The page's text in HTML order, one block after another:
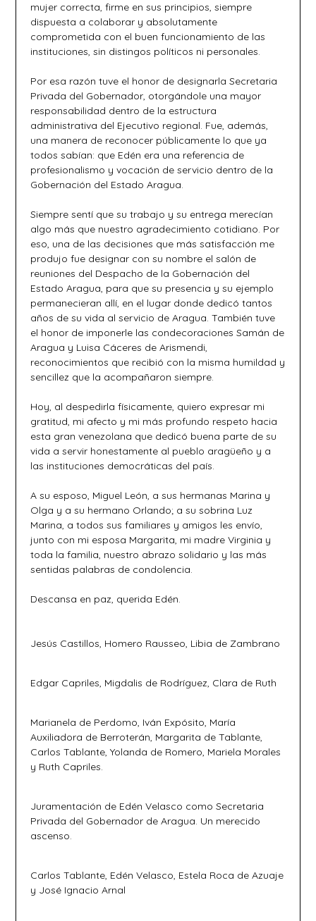
mujer correcta, firme en sus principios, siempre
dispuesta a colaborar y absolutamente
comprometida con el buen funcionamiento de las
instituciones, sin distingos políticos ni personales.
Por esa razón tuve el honor de designarla Secretaria
Privada del Gobernador, otorgándole una mayor
responsabilidad dentro de la estructura
administrativa del Ejecutivo regional. Fue, además,
una manera de reconocer públicamente lo que ya
todos sabían: que Edén era una referencia de
profesionalismo y vocación de servicio dentro de la
Gobernación del Estado Aragua.
Siempre sentí que su trabajo y su entrega merecían
algo más que nuestro agradecimiento cotidiano. Por
eso, una de las decisiones que más satisfacción me
produjo fue designar con su nombre el salón de
reuniones del Despacho de la Gobernación del
Estado Aragua, para que su presencia y su ejemplo
permanecieran allí, en el lugar donde dedicó tantos
años de su vida al servicio de Aragua. También tuve
el honor de imponerle las condecoraciones Samán de
Aragua y Luisa Cáceres de Arismendi,
reconocimientos que recibió con la misma humildad y
sencillez que la acompañaron siempre.
Hoy, al despedirla físicamente, quiero expresar mi
gratitud, mi afecto y mi más profundo respeto hacia
esta gran venezolana que dedicó buena parte de su
vida a servir honestamente al pueblo aragüeño y a
las instituciones democráticas del país.
A su esposo, Miguel León, a sus hermanas Marina y
Olga y a su hermano Orlando; a su sobrina Luz
Marina, a todos sus familiares y amigos les envío,
junto con mi esposa Margarita, mi madre Virginia y
toda la familia, nuestro abrazo solidario y las más
sentidas palabras de condolencia.
Descansa en paz, querida Edén.
Jesús Castillos, Homero Rausseo, Libia de Zambrano
Edgar Capriles, Migdalis de Rodríguez, Clara de Ruth
Marianela de Perdomo, Iván Expósito, María
Auxiliadora de Berroterán, Margarita de Tablante,
Carlos Tablante, Yolanda de Romero, Mariela Morales
y Ruth Capriles.
Juramentación de Edén Velasco como Secretaria
Privada del Gobernador de Aragua. Un merecido
ascenso.
Carlos Tablante, Edén Velasco, Estela Roca de Azuaje
y José Ignacio Arnal